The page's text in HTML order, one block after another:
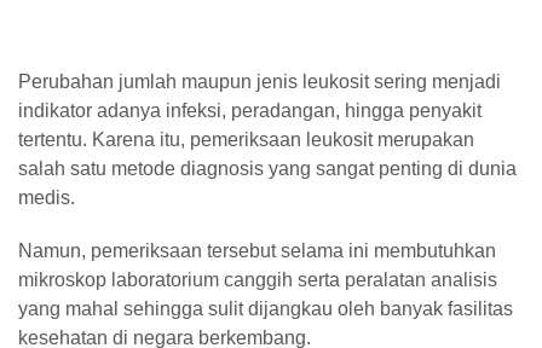
Perubahan jumlah maupun jenis leukosit sering menjadi
indikator adanya infeksi, peradangan, hingga penyakit
tertentu. Karena itu, pemeriksaan leukosit merupakan
salah satu metode diagnosis yang sangat penting di dunia
medis.
Namun, pemeriksaan tersebut selama ini membutuhkan
mikroskop laboratorium canggih serta peralatan analisis
yang mahal sehingga sulit dijangkau oleh banyak fasilitas
kesehatan di negara berkembang.